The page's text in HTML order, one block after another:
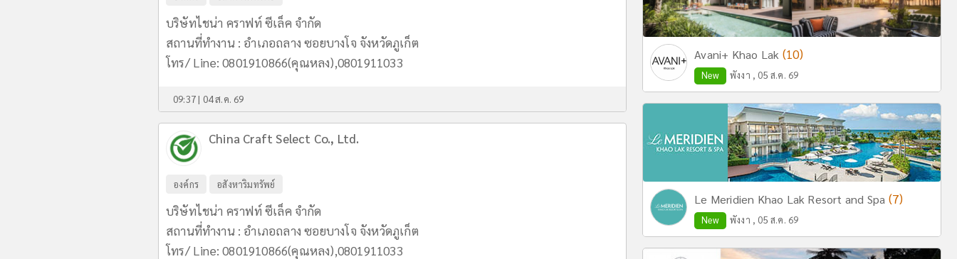
บริษัทไชน่า คราฟท์ ซีเล็ค จำกัด
สถานที่ทำงาน : อำเภอถลาง ซอยบางโจ จังหวัดภูเก็ต
โทร/ Line: 0801910866(คุณหลง),0801911033
09:37 | 04 ส.ค. 69
China Craft Select Co., Ltd.
องค์กร อสังหาริมทรัพย์
บริษัทไชน่า คราฟท์ ซีเล็ค จำกัด
สถานที่ทำงาน : อำเภอถลาง ซอยบางโจ จังหวัดภูเก็ต
โทร/ Line: 0801910866(คุณหลง),0801911033
Avani+ Khao Lak (10)
New พังงา , 05 ส.ค. 69
Le Meridien Khao Lak Resort and Spa (7)
New พังงา , 05 ส.ค. 69